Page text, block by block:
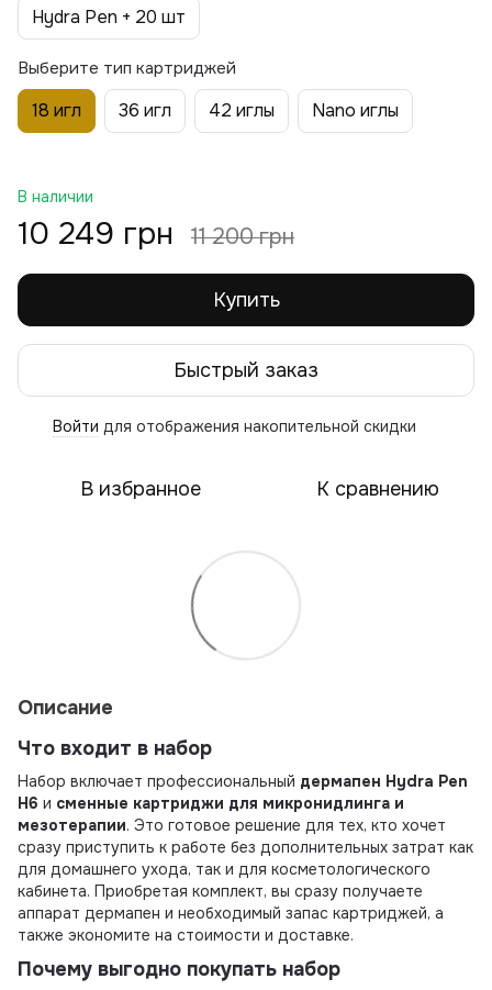
Hydra Pen + 20 шт
Выберите тип картриджей
18 игл 36 игл 42 иглы Nano иглы
В наличии
10 249 грн 11 200 грн
Купить
Быстрый заказ
Войти для отображения накопительной скидки
В избранное К сравнению
Описание
Что входит в набор
Набор включает профессиональный дермапен Hydra Pen
H6 и сменные картриджи для микронидлинга и
мезотерапии. Это готовое решение для тех, кто хочет
сразу приступить к работе без дополнительных затрат как
для домашнего ухода, так и для косметологического
кабинета. Приобретая комплект, вы сразу получаете
аппарат дермапен и необходимый запас картриджей, а
также экономите на стоимости и доставке.
Почему выгодно покупать набор